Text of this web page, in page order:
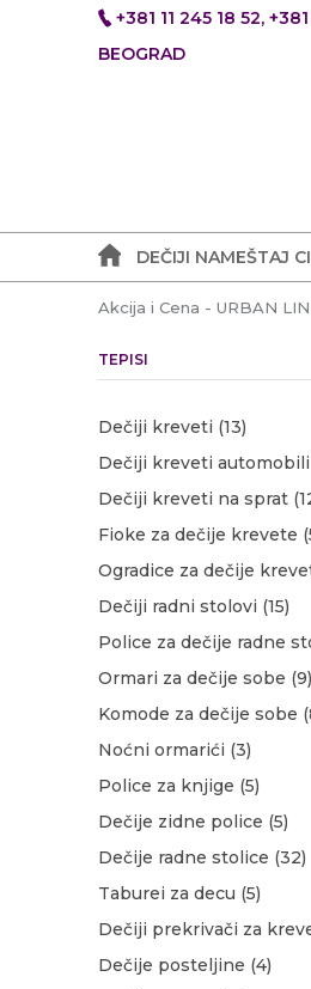
+381 11 245 18 52,
BEOGRAD
DEČIJI NAMEŠTAJ
Akcija i Cena - URBAN
TEPISI
Dečiji kreveti (13)
Dečiji kreveti automobili
Dečiji kreveti na sprat
Fioke za dečije krevete
Ogradice za dečije
Dečiji radni stolovi (15)
Police za dečije radne
Ormari za dečije sobe (9)
Komode za dečije sobe
Noćni ormarići (3)
Police za knjige (5)
Dečije zidne police (5)
Dečije radne stolice (32)
Taburei za decu (5)
Dečiji prekrivači za
Dečije posteljine (4)